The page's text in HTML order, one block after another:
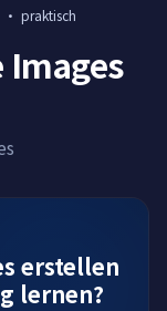
·praktisch
erstellen
lernen?